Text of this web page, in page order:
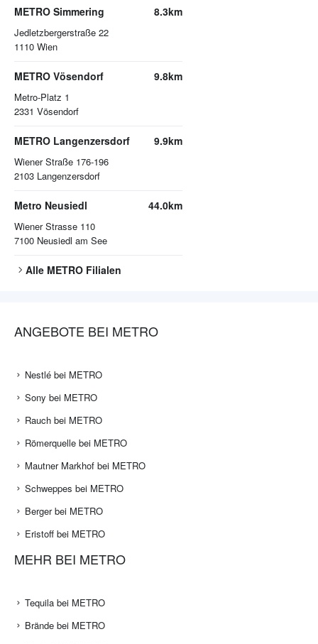
METRO Simmering
Jedletzbergerstraße 22
1110 Wien
8.3km
METRO Vösendorf
Metro-Platz 1
2331 Vösendorf
9.8km
METRO Langenzersdorf
Wiener Straße 176-196
2103 Langenzersdorf
9.9km
Metro Neusiedl
Wiener Strasse 110
7100 Neusiedl am See
44.0km
Alle METRO Filialen
ANGEBOTE BEI METRO
Nestlé bei METRO
Sony bei METRO
Rauch bei METRO
Römerquelle bei METRO
Mautner Markhof bei METRO
Schweppes bei METRO
Berger bei METRO
Eristoff bei METRO
MEHR BEI METRO
Tequila bei METRO
Brände bei METRO